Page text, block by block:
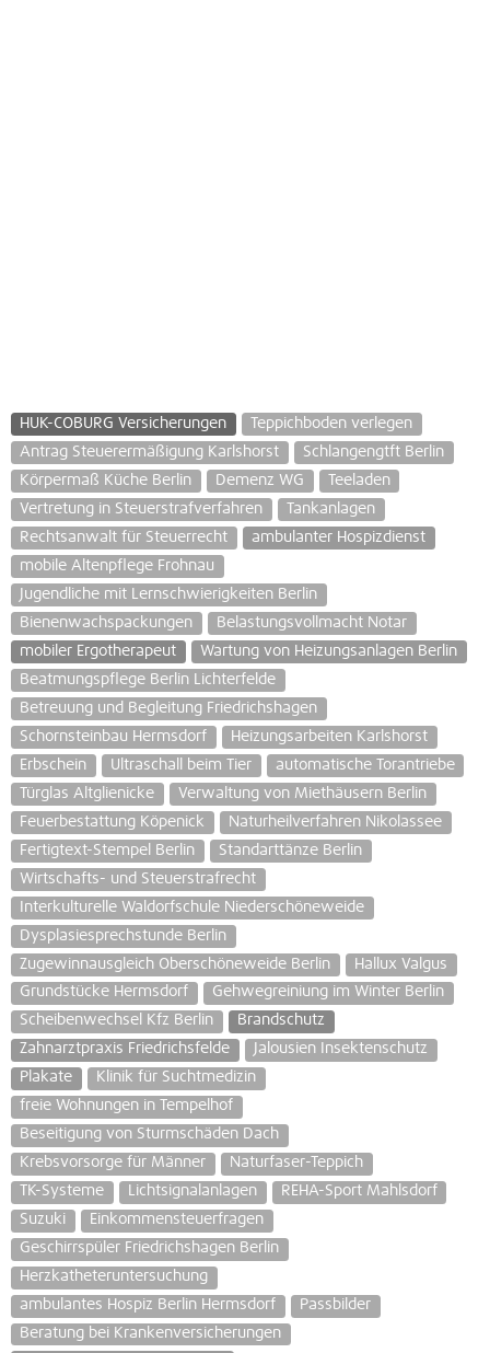
HUK-COBURG Versicherungen
Teppichboden verlegen
Antrag Steuerermäßigung Karlshorst
Schlangengtft Berlin
Körpermaß Küche Berlin
Demenz WG
Teeladen
Vertretung in Steuerstrafverfahren
Tankanlagen
Rechtsanwalt für Steuerrecht
ambulanter Hospizdienst
mobile Altenpflege Frohnau
Jugendliche mit Lernschwierigkeiten Berlin
Bienenwachspackungen
Belastungsvollmacht Notar
mobiler Ergotherapeut
Wartung von Heizungsanlagen Berlin
Beatmungspflege Berlin Lichterfelde
Betreuung und Begleitung Friedrichshagen
Schornsteinbau Hermsdorf
Heizungsarbeiten Karlshorst
Erbschein
Ultraschall beim Tier
automatische Torantriebe
Türglas Altglienicke
Verwaltung von Miethäusern Berlin
Feuerbestattung Köpenick
Naturheilverfahren Nikolassee
Fertigtext-Stempel Berlin
Standarttänze Berlin
Wirtschafts- und Steuerstrafrecht
Interkulturelle Waldorfschule Niederschöneweide
Dysplasiesprechstunde Berlin
Zugewinnausgleich Oberschöneweide Berlin
Hallux Valgus
Grundstücke Hermsdorf
Gehwegreiniung im Winter Berlin
Scheibenwechsel Kfz Berlin
Brandschutz
Zahnarztpraxis Friedrichsfelde
Jalousien Insektenschutz
Plakate
Klinik für Suchtmedizin
freie Wohnungen in Tempelhof
Beseitigung von Sturmschäden Dach
Krebsvorsorge für Männer
Naturfaser-Teppich
TK-Systeme
Lichtsignalanlagen
REHA-Sport Mahlsdorf
Suzuki
Einkommensteuerfragen
Geschirrspüler Friedrichshagen Berlin
Herzkatheteruntersuchung
ambulantes Hospiz Berlin Hermsdorf
Passbilder
Beratung bei Krankenversicherungen